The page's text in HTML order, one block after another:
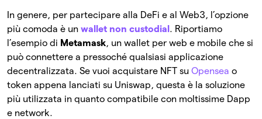
In genere, per partecipare alla DeFi e al Web3, l’opzione
più comoda è un wallet non custodial . Riportiamo
l’esempio di Metamask, un wallet per web e mobile che si
può connettere a pressoché qualsiasi applicazione
decentralizzata. Se vuoi acquistare NFT su Opensea o
token appena lanciati su Uniswap, questa è la soluzione
più utilizzata in quanto compatibile con moltissime Dapp
e network.